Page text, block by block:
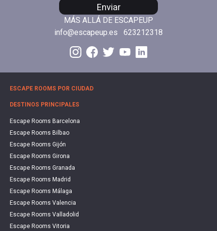
Enviar
MÁS ALLÁ DE ESCAPEUP
info@escapeup.es 623212318
ESCAPE ROOMS POR CIUDAD
DESTINOS PRINCIPALES
Escape Rooms Barcelona
Escape Rooms Bilbao
Escape Rooms Gijón
Escape Rooms Girona
Escape Rooms Granada
Escape Rooms Madrid
Escape Rooms Málaga
Escape Rooms Valencia
Escape Rooms Valladolid
Escape Rooms Vitoria